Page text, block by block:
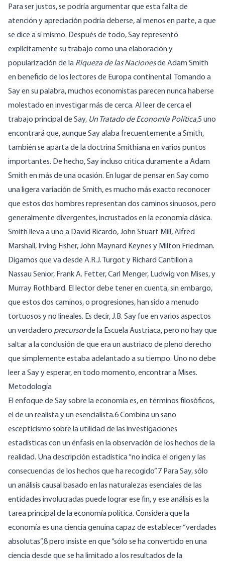
Para ser justos, se podría argumentar que esta falta de
atención y apreciación podría deberse, al menos en parte, a que
se dice a sí mismo. Después de todo, Say representó
explícitamente su trabajo como una elaboración y
popularización de la Riqueza de las Nacionesde Adam Smith
en beneficio de los lectores de Europa continental. Tomando a
Say en su palabra, muchos economistas parecen nunca haberse
molestado en investigar más de cerca. Al leer de cerca el
trabajo principal de Say, Un Tratado de Economía Política,5 uno
encontrará que, aunque Say alaba frecuentemente a Smith,
también se aparta de la doctrina Smithiana en varios puntos
importantes. De hecho, Say incluso critica duramente a Adam
Smith en más de una ocasión. En lugar de pensar en Say como
una ligera variación de Smith, es mucho más exacto reconocer
que estos dos hombres representan dos caminos sinuosos, pero
generalmente divergentes, incrustados en la economía clásica.
Smith lleva a uno a David Ricardo, John Stuart Mill, Alfred
Marshall, Irving Fisher, John Maynard Keynes y Milton Friedman.
Digamos que va desde A.R.J. Turgot y Richard Cantillon a
Nassau Senior, Frank A. Fetter, Carl Menger, Ludwig von Mises, y
Murray Rothbard. El lector debe tener en cuenta, sin embargo,
que estos dos caminos, o progresiones, han sido a menudo
tortuosos y no lineales. Es decir, J.B. Say fue en varios aspectos
un verdadero precursorde la Escuela Austriaca, pero no hay que
saltar a la conclusión de que era un austriaco de pleno derecho
que simplemente estaba adelantado a su tiempo. Uno no debe
leer a Say y esperar, en todo momento, encontrar a Mises.
Metodología
El enfoque de Say sobre la economía es, en términos filosóficos,
el de un realista y un esencialista.6 Combina un sano
escepticismo sobre la utilidad de las investigaciones
estadísticas con un énfasis en la observación de los hechos de la
realidad. Una descripción estadística “no indica el origen y las
consecuencias de los hechos que ha recogido”.7 Para Say, sólo
un análisis causal basado en las naturalezas esenciales de las
entidades involucradas puede lograr ese fin, y ese análisis es la
tarea principal de la economía política. Considera que la
economía es una ciencia genuina capaz de establecer “verdades
absolutas”,8 pero insiste en que “sólo se ha convertido en una
ciencia desde que se ha limitado a los resultados de la